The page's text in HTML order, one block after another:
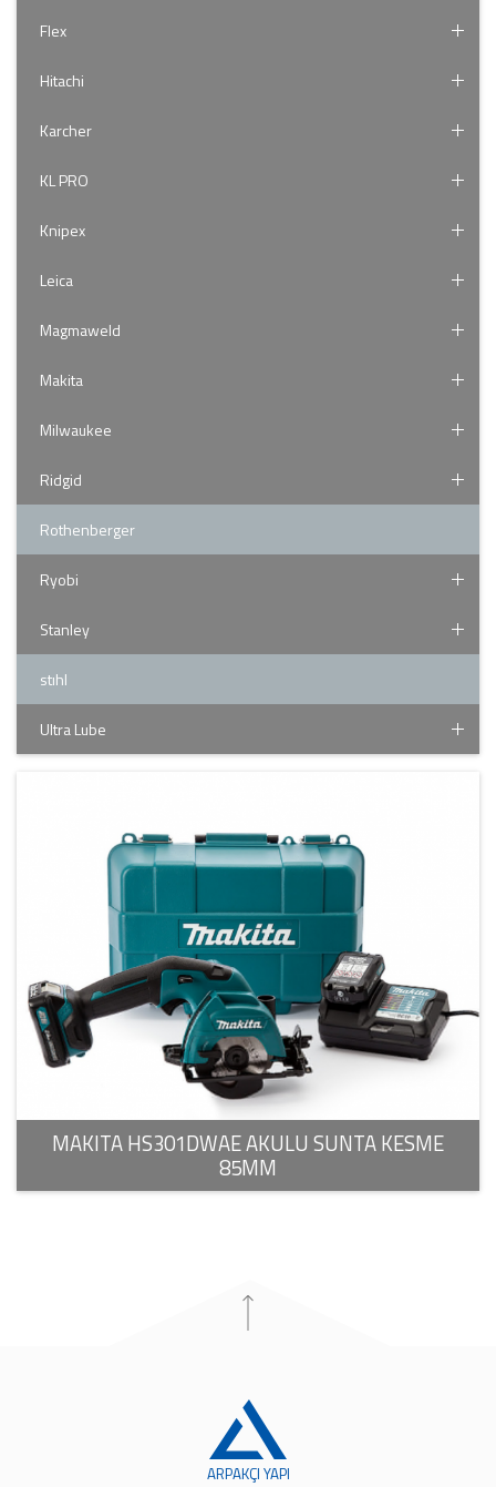
Flex
Hitachi
Karcher
KL PRO
Knipex
Leica
Magmaweld
Makita
Milwaukee
Ridgid
Rothenberger
Ryobi
Stanley
stıhl
Ultra Lube
MAKITA HS301DWAE AKULU SUNTA KESME
85MM
ARPAKÇI YAPI